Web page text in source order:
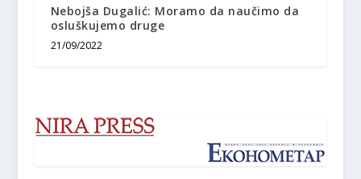
Nebojša Dugalić: Moramo da naučimo da
osluškujemo druge
21/09/2022